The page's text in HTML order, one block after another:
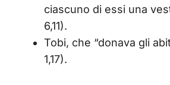
ciascuno di essi una
6,11).
Tobi, che “donava gli
1,17).